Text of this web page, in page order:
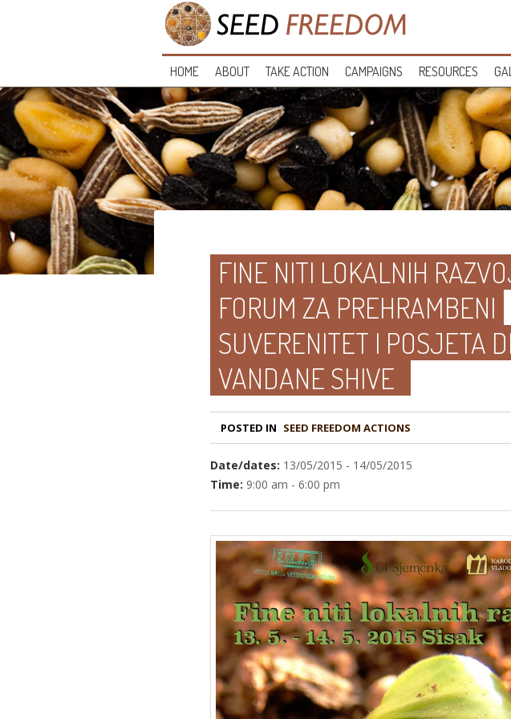
HOME ABOUT TAKE ACTION CAMPAIGNS RESOURCES
FINE NITI LOKALNIH
FORUM ZA PREHRAMBENI
SUVERENITET I POSJETA
VANDANE SHIVE
POSTED IN
Date/dates: 13/05/2015 - 14/05/2015
Time: 9:00 am - 6:00 pm